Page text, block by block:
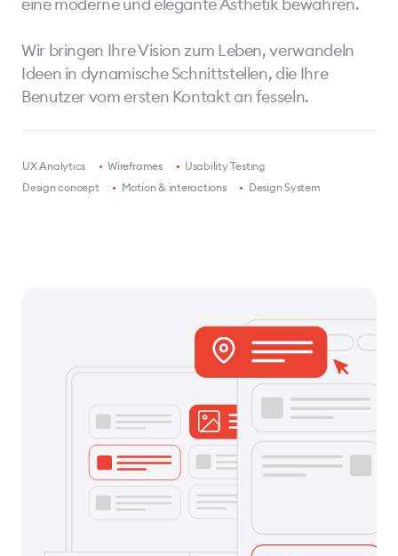
eine moderne und elegante Ästhetik bewahren.
Wir bringen Ihre Vision zum Leben, verwandeln
Ideen in dynamische Schnittstellen, die Ihre
Benutzer vom ersten Kontakt an fesseln.
UX Analytics •Wireframes • Usability Testing
Design concept • Motion & interactions • Design System